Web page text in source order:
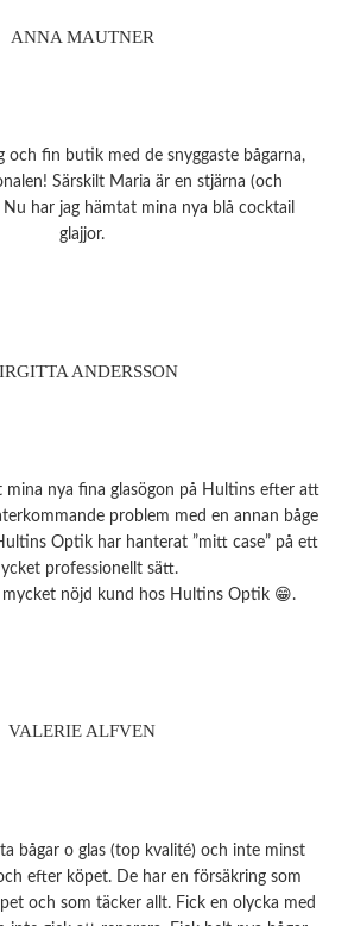
ANNA MAUTNER
och fin butik med de snyggaste bågarna,
Särskilt Maria är en stjärna (och
har jag hämtat mina nya blå cocktail
glajjor.
ANDERSSON
mina nya fina glasögon på Hultins efter att
problem med en annan båge
Optik har hanterat ”mitt case” på ett
professionellt sätt.
nöjd kund hos Hultins Optik 😁.
VALERIE ALFVEN
bågar o glas (top kvalité) och inte minst
efter köpet. De har en försäkring som
och som täcker allt. Fick en olycka med